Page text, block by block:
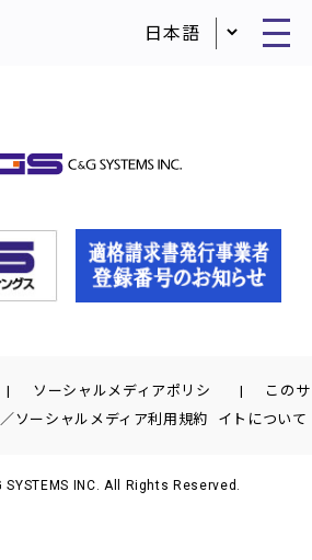
ソーシャルメディアポリシ
ソーシャルメディア利用規約
このサ
イトについて
INC. All Rights Reserved.